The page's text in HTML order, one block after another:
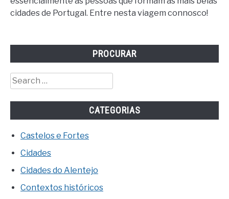
cidades de Portugal. Entre nesta viagem connosco!
PROCURAR
Search
for:
CATEGORIAS
Castelos e Fortes
Cidades
Cidades do Alentejo
Contextos históricos